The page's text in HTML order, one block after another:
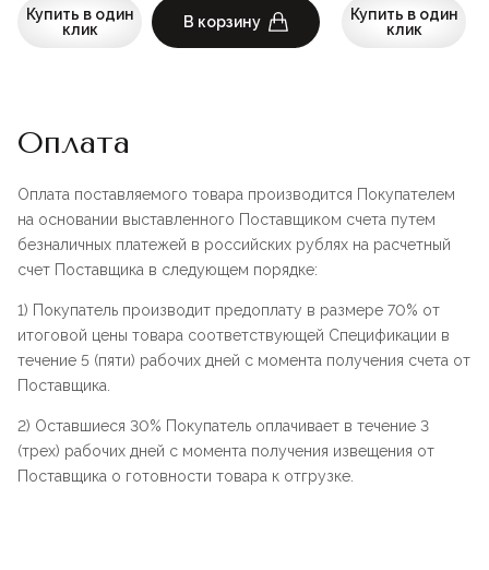
Купить в один
клик
В корзину
Купить в один
клик
Оплата
Оплата поставляемого товара производится Покупателем
на основании выставленного Поставщиком счета путем
безналичных платежей в российских рублях на расчетный
счет Поставщика в следующем порядке:
1) Покупатель производит предоплату в размере 70% от
итоговой цены товара соответствующей Спецификации в
течение 5 (пяти) рабочих дней с момента получения счета от
Поставщика.
2) Оставшиеся 30% Покупатель оплачивает в течение 3
(трех) рабочих дней с момента получения извещения от
Поставщика о готовности товара к отгрузке.